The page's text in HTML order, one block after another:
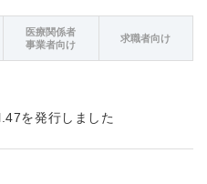
医療関係者
事業者向け
求職者向け
を発行しました